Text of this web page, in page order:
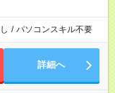
/ パソコンスキル不要
詳細へ